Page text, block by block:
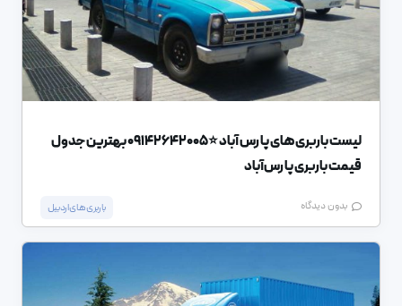
لیست باربری های پارس آباد ⭐️09142642005 بهترین جدول
قیمت باربری پارس‌آباد
بدون دیدگاه باربری های اردبیل